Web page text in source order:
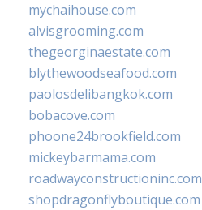
mychaihouse.com
alvisgrooming.com
thegeorginaestate.com
blythewoodseafood.com
paolosdelibangkok.com
bobacove.com
phoone24brookfield.com
mickeybarmama.com
roadwayconstructioninc.com
shopdragonflyboutique.com